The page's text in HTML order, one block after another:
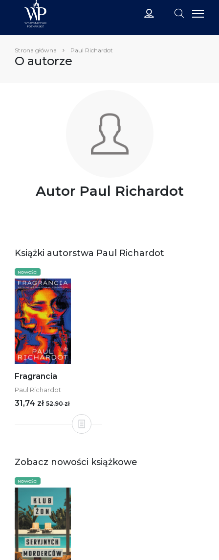
Strona główna Paul Richardot
O autorze
Autor Paul Richardot
Książki autorstwa Paul Richardot
NOWOŚCI
Fragrancia
Paul Richardot
31,74 zł 52,90 zł
Zobacz nowości książkowe
NOWOŚCI